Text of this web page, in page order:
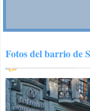
Fotos del barrio de